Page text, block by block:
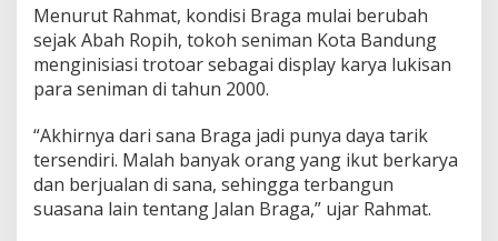
Menurut Rahmat, kondisi Braga mulai berubah
sejak Abah Ropih, tokoh seniman Kota Bandung
menginisiasi trotoar sebagai display karya lukisan
para seniman di tahun 2000.
“Akhirnya dari sana Braga jadi punya daya tarik
tersendiri. Malah banyak orang yang ikut berkarya
dan berjualan di sana, sehingga terbangun
suasana lain tentang Jalan Braga,” ujar Rahmat.